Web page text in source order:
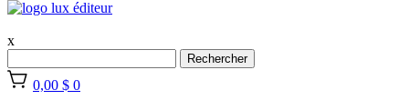
x
Rechercher
0,00 $ 0